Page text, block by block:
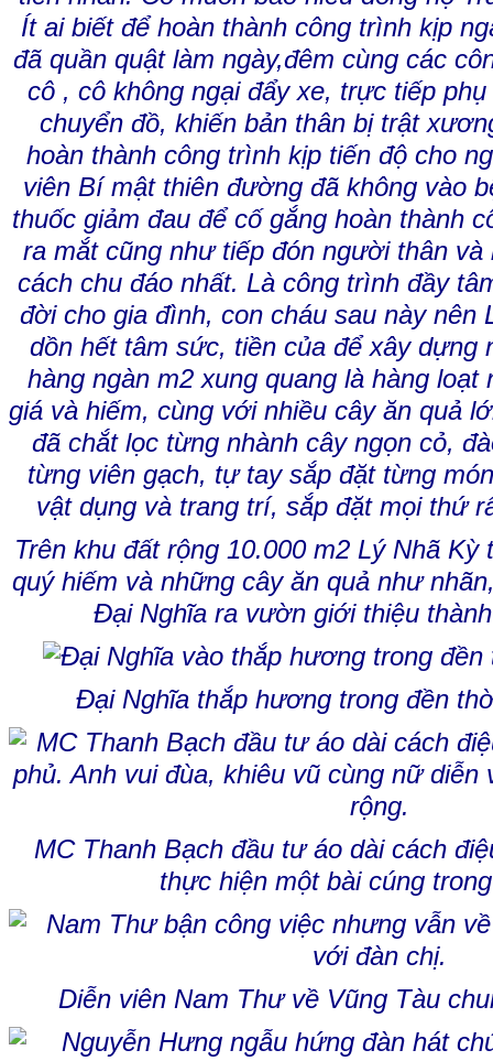
Trên khu đất rộng 10.000 m2 Lý Nhã Kỳ
quý hiếm và những cây ăn quả như
Đại Nghĩa ra vườn giới thiệu
Đại Nghĩa thắp hương trong đền
MC Thanh Bạch đầu tư áo dài cách
thực hiện một bài cúng
Diễn viên Nam Thư về Vũng Tàu